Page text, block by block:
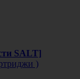
SALT]
)